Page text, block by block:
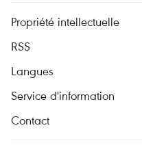
Propriété intellectuelle
RSS
Langues
Service d'information
Contact